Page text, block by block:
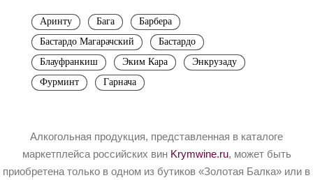
Аринту Бага
Барбера
Бастардо Магарачский
Бастардо
Блауфранкиш
Эким Кара
Энкрузаду
Фурминт
Гарнача
Алкогольная продукция, представленная в каталоге
маркетплейса российских вин Krymwine.ru, может быть
приобретена только в одном из бутиков «Золотая Балка» или в